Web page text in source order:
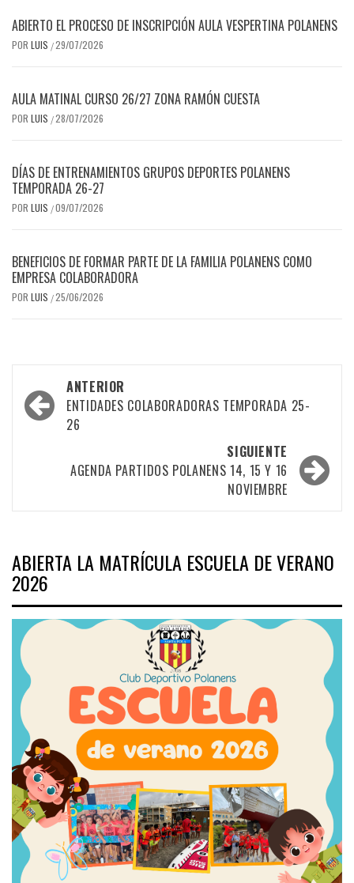
ABIERTO EL PROCESO DE INSCRIPCIÓN AULA VESPERTINA POLANENS
POR LUIS /29/07/2026
AULA MATINAL CURSO 26/27 ZONA RAMÓN CUESTA
POR LUIS /28/07/2026
DÍAS DE ENTRENAMIENTOS GRUPOS DEPORTES POLANENS
TEMPORADA 26-27
POR LUIS /09/07/2026
BENEFICIOS DE FORMAR PARTE DE LA FAMILIA POLANENS COMO
EMPRESA COLABORADORA
POR LUIS /25/06/2026
Navegación
por
entradas
ANTERIOR
ENTIDADES COLABORADORAS TEMPORADA 25-
26
SIGUIENTE
AGENDA PARTIDOS POLANENS 14, 15 Y 16
NOVIEMBRE
ABIERTA LA MATRÍCULA ESCUELA DE VERANO
2026